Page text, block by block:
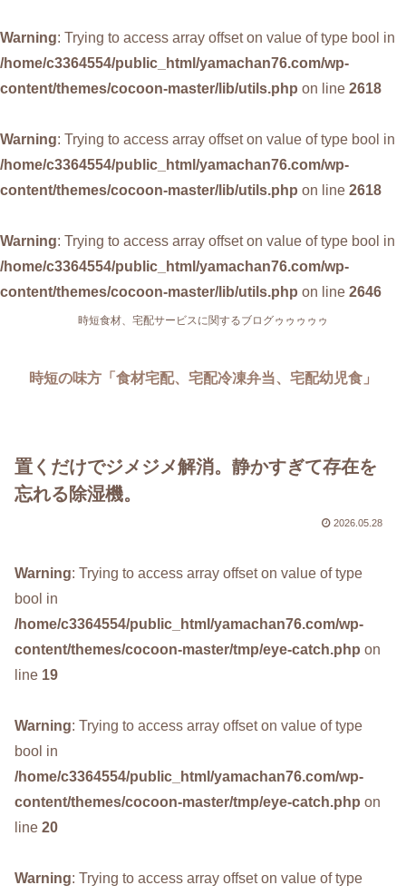
Warning: Trying to access array offset on value of type bool in
/home/c3364554/public_html/yamachan76.com/wp-
content/themes/cocoon-master/lib/utils.php on line 2618
Warning: Trying to access array offset on value of type bool in
/home/c3364554/public_html/yamachan76.com/wp-
content/themes/cocoon-master/lib/utils.php on line 2618
Warning: Trying to access array offset on value of type bool in
/home/c3364554/public_html/yamachan76.com/wp-
content/themes/cocoon-master/lib/utils.php on line 2646
時短食材、宅配サービスに関するブログゥゥゥゥゥ
時短の味方「食材宅配、宅配冷凍弁当、宅配幼児食」
置くだけでジメジメ解消。静かすぎて存在を
忘れる除湿機。
2026.05.28
Warning: Trying to access array offset on value of type
bool in
/home/c3364554/public_html/yamachan76.com/wp-
content/themes/cocoon-master/tmp/eye-catch.php on
line 19
Warning: Trying to access array offset on value of type
bool in
/home/c3364554/public_html/yamachan76.com/wp-
content/themes/cocoon-master/tmp/eye-catch.php on
line 20
Warning: Trying to access array offset on value of type